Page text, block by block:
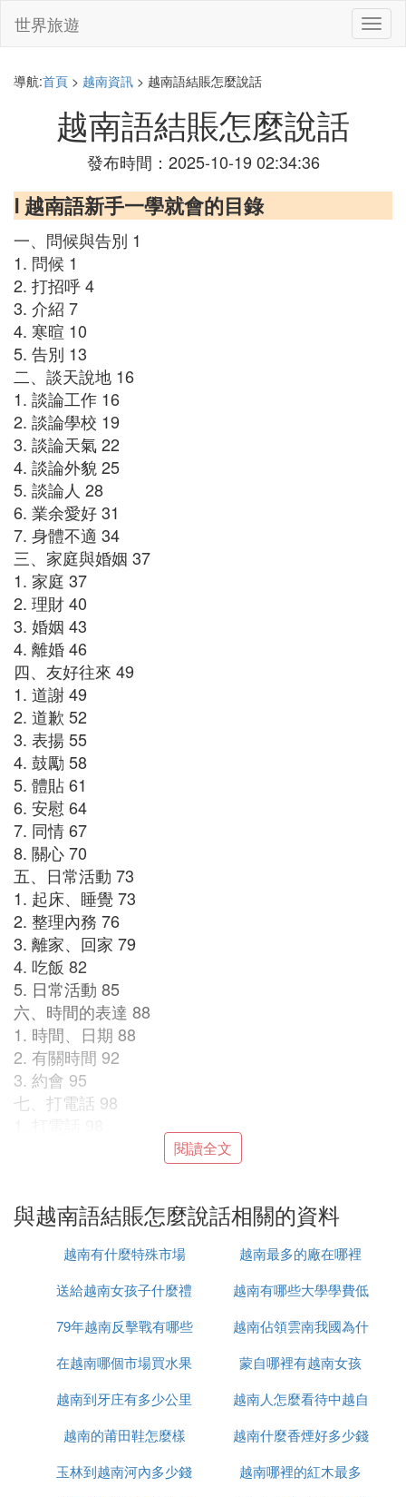
切
換
世界旅遊
導航:首頁 > 越南資訊 > 越南語結賬怎麼說話
越南語結賬怎麼說話
發布時間：2025-10-19 02:34:36
Ⅰ 越南語新手一學就會的目錄
一、問候與告別 1
1. 問候 1
2. 打招呼 4
3. 介紹 7
4. 寒暄 10
5. 告別 13
二、談天說地 16
1. 談論工作 16
2. 談論學校 19
3. 談論天氣 22
4. 談論外貌 25
5. 談論人 28
6. 業余愛好 31
7. 身體不適 34
三、家庭與婚姻 37
1. 家庭 37
2. 理財 40
3. 婚姻 43
4. 離婚 46
四、友好往來 49
1. 道謝 49
2. 道歉 52
3. 表揚 55
4. 鼓勵 58
5. 體貼 61
6. 安慰 64
7. 同情 67
8. 關心 70
五、日常活動 73
1. 起床、睡覺 73
2. 整理內務 76
3. 離家、回家 79
4. 吃飯 82
5. 日常活動 85
六、時間的表達 88
1. 時間、日期 88
2. 有關時間 92
3. 約會 95
七、打電話 98
5. 掛電話 110
八、詢問及應答 116
1. 詢問與陳述 116
3. 各種問題 122
4. 含糊其辭 125
5. 承上啟下 128
九、發表意見、看法 131
2. 反駁 134
3. 提出建議 137
閱讀全文
與越南語結賬怎麼說話相關的資料
越南有什麼特殊市場
越南最多的廠在哪裡
送給越南女孩子什麼禮
物
越南有哪些大學學費低
79年越南反擊戰有哪些
人
越南佔領雲南我國為什
麼未先進攻
在越南哪個市場買水果
最便宜
蒙自哪裡有越南女孩
越南到牙庄有多少公里
越南人怎麼看待中越自
衛戰
越南的莆田鞋怎麼樣
越南什麼香煙好多少錢
玉林到越南河內多少錢
越南哪裡的紅木最多